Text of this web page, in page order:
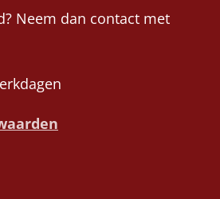
Neem dan contact met